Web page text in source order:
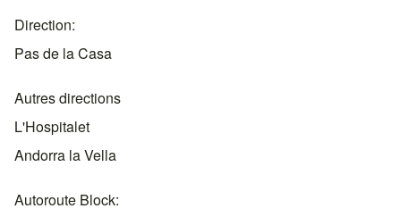
Direction
Pas de la Casa
Autres directions
L'Hospitalet
Andorra la Vella
Autoroute Block